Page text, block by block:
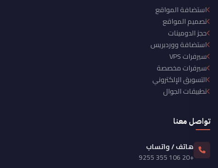
استضافة المواقع
تصميم المواقع
حجز الدومينات
استضافة ووردبريس
سيرفرات VPS
سيرفرات مخصصة
التسويق الإلكتروني
تطبيقات الجوال
تواصل معنا
هاتف / واتساب
+20 106 355 9255